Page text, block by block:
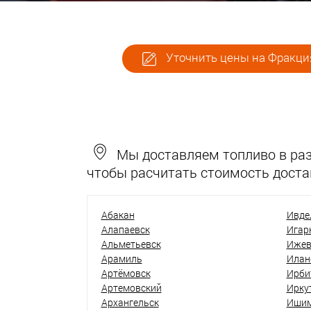
Уточнить цены на
Мы доставляем топливо в
чтобы расчитать стоимость
Абакан
Алапаевск
Альметьевск
Арамиль
Артёмовск
Артемовский
Архангельск